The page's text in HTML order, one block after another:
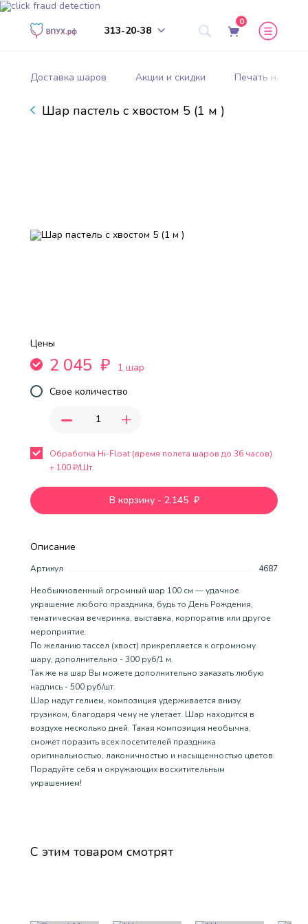
313-20-38
0
Доставка шаров Акции и скидки Печать на
Шар пастель с хвостом 5 (1 м )
Описание
Артикул
4687
Необыкновенный огромный шар 100 см — удачное
украшение любого праздника, будь то День Рождения,
тематическая вечеринка, выставка, корпоратив или другое
мероприятие.
По желанию тассел (хвост) прикрепляется к огромному
шару, дополнительно - 300 руб/1 м.
Так же на шар Вы можете дополнительно заказать любую
надпись - 500 руб/шт.
Шар надут гелием, композиция удерживается внизу
грузиком, благодаря чему не улетает. Шар находится в
воздухе несколько дней. Такая композиция необычна,
сможет поразить всех посетителей праздника
оригинальностью, лаконичностью и насыщенностью цветов.
Порадуйте себя и окружающих восхитительным
украшением!
Цены
2 045 ₽
1 шар
Свое количество
- +
Обработка Hi-Float (время полета шаров до 36 часов)
+ 100₽/Шт.
В корзину - 2,145 ₽
С этим товаром смотрят